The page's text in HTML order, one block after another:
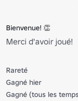
Bienvenue! 👏
Merci d'avoir joué!
Rareté
Gagné hier
Gagné (tous les